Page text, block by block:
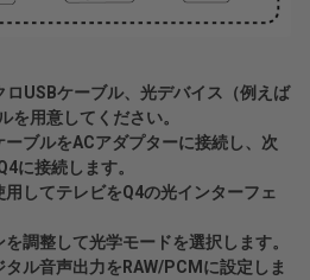
ロUSBケーブル、光デバイス（例えば
を用意してください。
ブルをACアダプターに接続し、次
に接続します。
してテレビをQ4の光インターフェ
調整して光学モードを選択します。
ル音声出力をRAW/PCMに設定しま